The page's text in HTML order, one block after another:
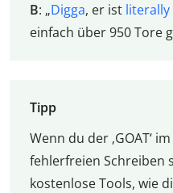
B: „Digga, er ist literally
einfach über 950 Tore
Tipp
Wenn du der ‚GOAT‘
fehlerfreien Schreiben
kostenlose Tools, wie